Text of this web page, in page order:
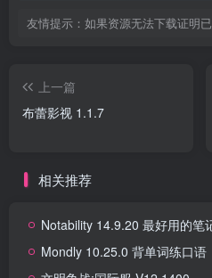
友情提示：如果资源无法下载证明
上一篇
布蕾影视 1.1.7
相关推荐
Notability 14.9.20 最好用的笔
Mondly 10.25.0 背单词练口语